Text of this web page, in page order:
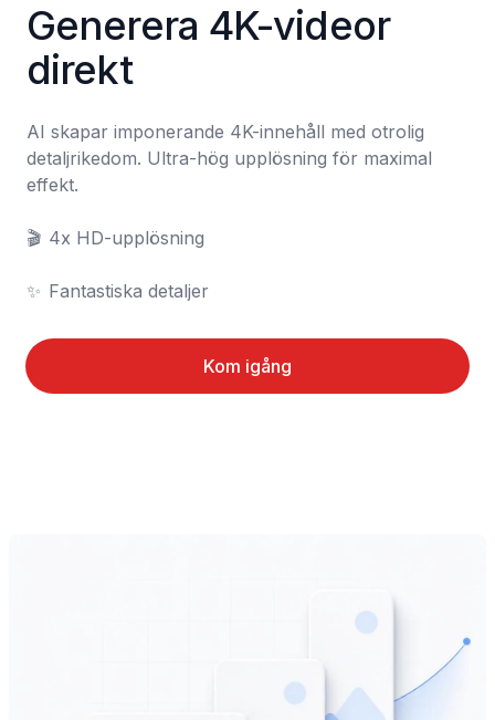
Generera 4K-videor
direkt
AI skapar imponerande 4K-innehåll med otrolig
detaljrikedom. Ultra-hög upplösning för maximal
effekt.
🎬	4x HD-upplösning
✨	Fantastiska detaljer
Kom igång